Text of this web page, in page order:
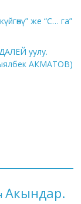
же “С… га”
уулу.
АКМАТОВ)
Акындар.